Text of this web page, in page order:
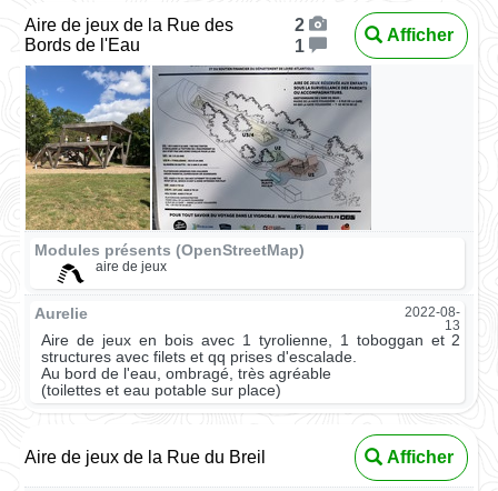
Aire de jeux de la Rue des
Bords de l'Eau
2
1
Afficher
Modules présents (OpenStreetMap)
aire de jeux
Aurelie
2022-08-
13
Aire de jeux en bois avec 1 tyrolienne, 1 toboggan et 2
structures avec filets et qq prises d'escalade.
Au bord de l'eau, ombragé, très agréable
(toilettes et eau potable sur place)
Aire de jeux de la Rue du Breil Afficher